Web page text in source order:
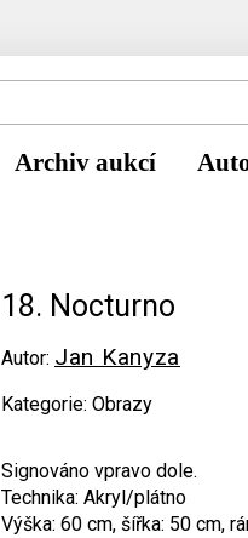
Archiv aukcí
18. Nocturno
Autor: Jan Kanyza
Kategorie: Obrazy
Signováno vpravo dole.
Technika: Akryl/plátno
Výška: 60 cm, šířka: 50 cm,